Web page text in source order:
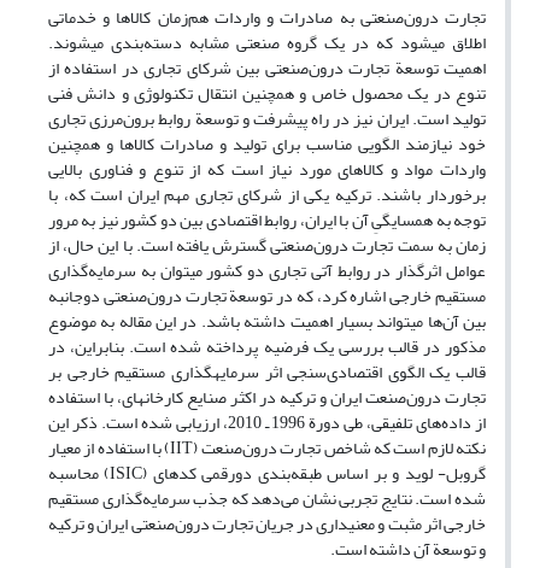
تجارت درون‌صنعتی به صادرات و واردات هم‌زمان کالاها و خدماتی
اطلاق می‏شود که در یک گروه صنعتی مشابه دسته‌بندی می‏شوند.
اهمیت توسعة تجارت درون‌صنعتی بین شرکای تجاری در استفاده از
تنوع در یک محصول خاص و همچنین انتقال تکنولوژی و دانش فنی
تولید است. ایران نیز در راه پیشرفت و توسعة روابط برون‌مرزی تجاری
خود نیازمند الگویی مناسب برای تولید و صادرات کالاها و همچنین
واردات مواد و کالاهای مورد نیاز است که از تنوع و فناوری بالایی
برخوردار باشند. ترکیه یکی از شرکای تجاری مهم ایران است که، با
توجه به همسایگیِ آن با ایران، روابط اقتصادی بین دو کشور نیز به مرور
زمان به سمت تجارت درون‌صنعتی گسترش یافته است. با این ‏حال، از
عوامل اثرگذار در روابط آتی تجاری دو کشور می‏توان به سرمایه‌گذاری
مستقیم خارجی اشاره کرد، که در توسعة تجارت درون‌صنعتی دوجانبه
بین آن‌ها می‏تواند بسیار اهمیت داشته باشد. در این مقاله به موضوع
مذکور در قالب بررسی یک فرضیه پرداخته شده است. بنابراین، در
قالب یک الگوی اقتصادی‌سنجی اثر سرمایه‏گذاری مستقیم خارجی بر
تجارت درون‌صنعت ایران و ترکیه در اکثر صنایع کارخانه‏ای، با استفاده
از داده‌های تلفیقی، طی دورة 1996 ـ 2010، ارزیابی شده است. ذکر این
نکته لازم است که شاخص تجارت درون‌صنعت (IIT) با استفاده از معیار
گروبل- لوید‌ و بر اساس طبقه‌بندی دورقمی کدهای (ISIC) محاسبه
شده است. نتایج تجربی نشان می‌دهد که جذب سرمایه‌گذاری مستقیم
خارجی‌ اثر مثبت و معنی‎داری در جریان تجارت درون‌صنعتی ایران و ترکیه
و توسعة آن داشته است.